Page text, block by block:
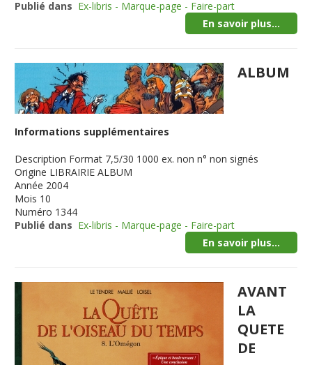
Publié dans Ex-libris - Marque-page - Faire-part
En savoir plus...
ALBUM
Informations supplémentaires
Description Format 7,5/30 1000 ex. non n° non signés
Origine LIBRAIRIE ALBUM
Année 2004
Mois 10
Numéro 1344
Publié dans Ex-libris - Marque-page - Faire-part
En savoir plus...
AVANT
LA
QUETE
DE